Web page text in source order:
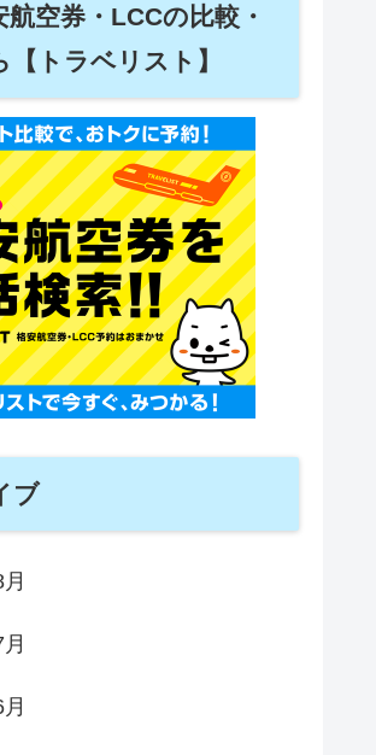
航空券・LCCの比較・
【トラベリスト】
ブ